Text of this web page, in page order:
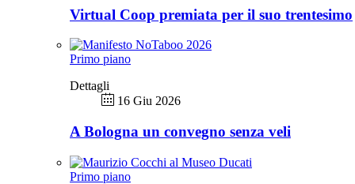
Virtual Coop premiata per il suo trentesimo
Primo piano
Dettagli
16 Giu 2026
A Bologna un convegno senza veli
Primo piano